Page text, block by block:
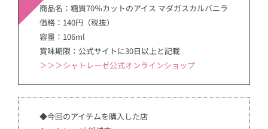
商品名：糖質70％カットのアイス マダガスカルバニラ
価格：140円（税抜）
容量：106ml
賞味期限：公式サイトに30日以上と記載
＞＞＞シャトレーゼ公式オンラインショップ
◆今回のアイテムを購入した店